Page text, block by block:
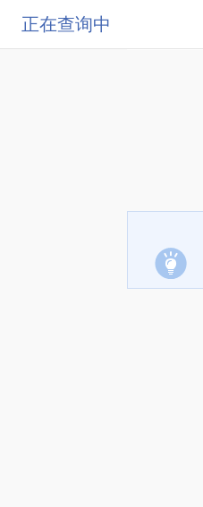
正在查询中